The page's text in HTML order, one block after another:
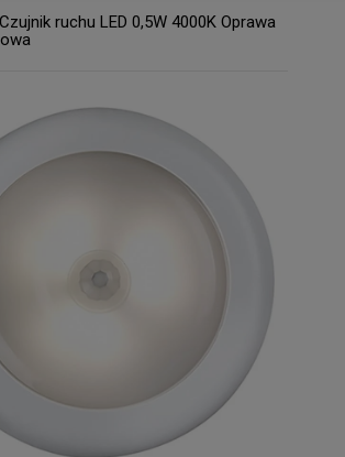
ruchu LED 0,5W 4000K Oprawa